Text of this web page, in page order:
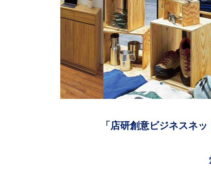
「店研創意ビジネスネ